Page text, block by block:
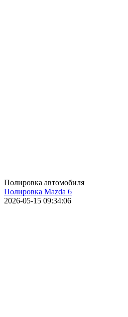
Полировка автомобиля
Полировка Mazda 6
2026-05-15 09:34:06